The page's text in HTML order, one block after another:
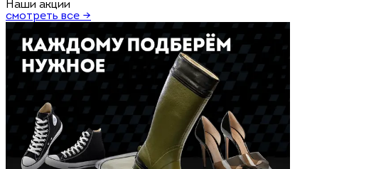
Наши акции
смотреть все →